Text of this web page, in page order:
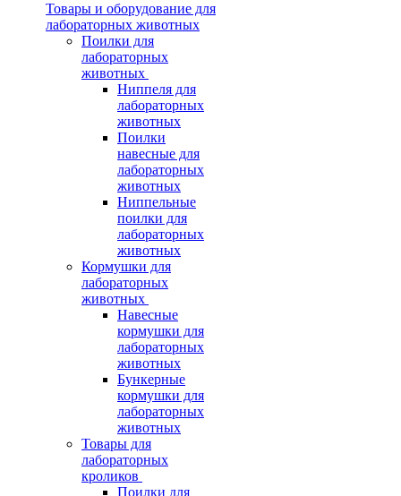
Товары и оборудование для
лабораторных животных
Поилки для
лабораторных
животных
Ниппеля для
лабораторных
животных
Поилки
навесные для
лабораторных
животных
Ниппельные
поилки для
лабораторных
животных
Кормушки для
лабораторных
животных
Навесные
кормушки для
лабораторных
животных
Бункерные
кормушки для
лабораторных
животных
Товары для
лабораторных
кроликов
Поилки для